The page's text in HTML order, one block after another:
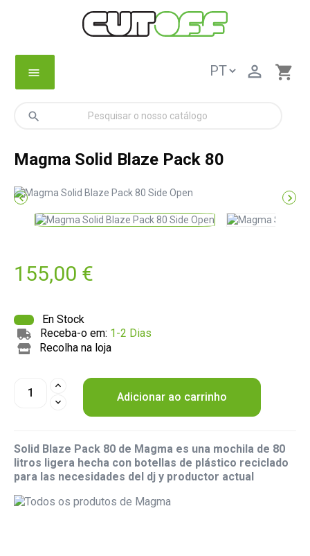
menu shopping_cart

search
Magma Solid Blaze Pack 80
 
155,00 €
En Stock
Receba-o em: 1-2 Dias
Recolha na loja
Adicionar ao carrinho
Solid Blaze Pack 80 de Magma es una mochila de 80
litros ligera hecha con botellas de plástico reciclado
para las necesidades del dj y productor actual